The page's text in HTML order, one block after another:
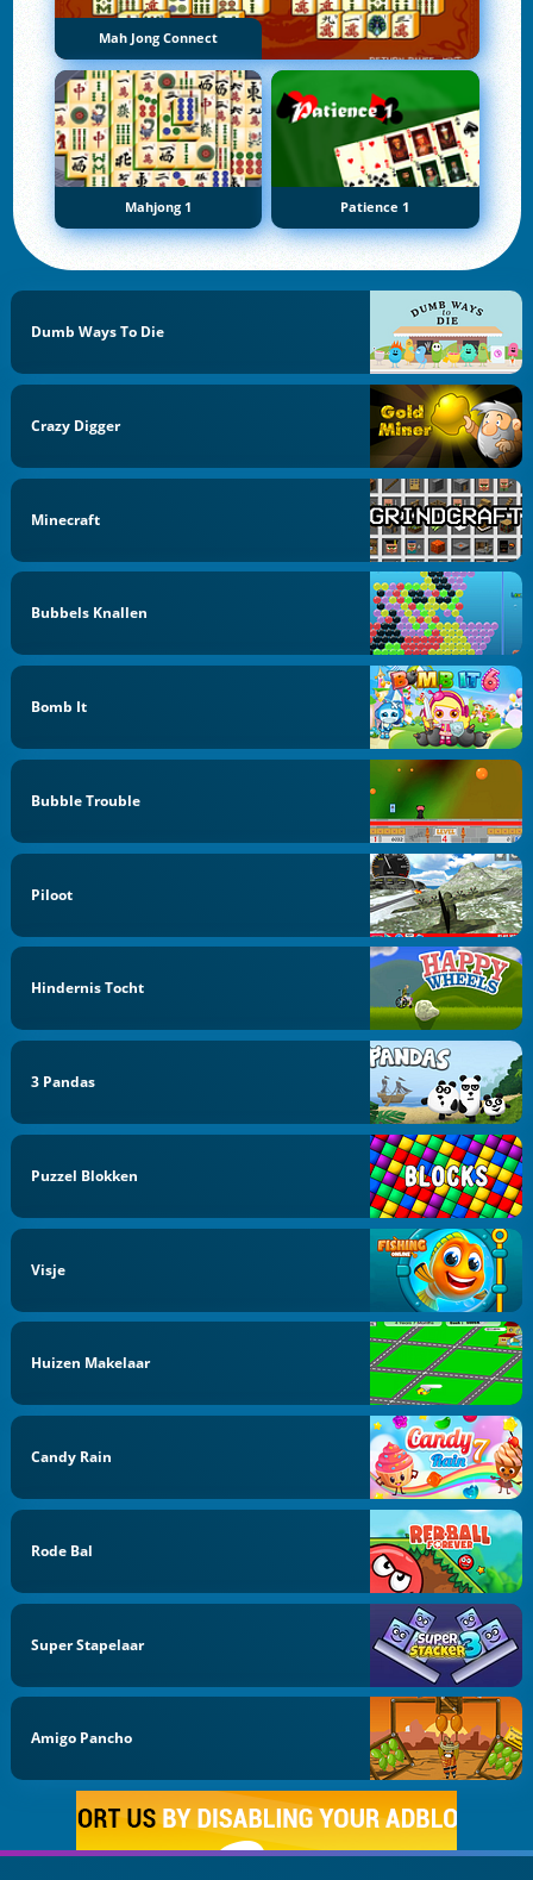
Mah Jong Connect
Mahjong 1 Patience 1
Dumb Ways To Die
Crazy Digger
Minecraft
Bubbels Knallen
Bomb It
Bubble Trouble
Piloot
Hindernis Tocht
3 Pandas
Puzzel Blokken
Visje
Huizen Makelaar
Candy Rain
Rode Bal
Super Stapelaar
Amigo Pancho